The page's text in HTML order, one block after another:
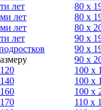
лет
лет
лет
лет
80 x
80 x
80 x
90 x
90 x
90 x
100 x
100 х
100 x
110 x